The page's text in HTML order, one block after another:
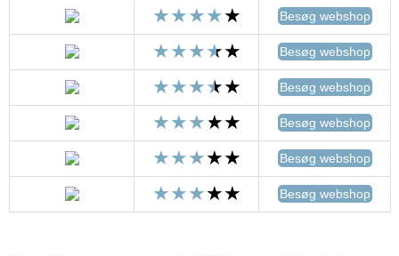
Besøg webshop
Besøg webshop
Besøg webshop
Besøg webshop
Besøg webshop
Besøg webshop